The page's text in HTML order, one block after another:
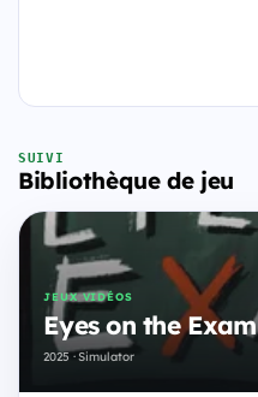
SUIVI
Bibliothèque de jeu
JEUX VIDÉOS
Eyes on the Exam
2025 · Simulator